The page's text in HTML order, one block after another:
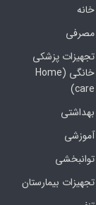
خانه
مصرفی
تجهیزات پزشکی
خانگی (Home
care)
بهداشتی
آموزشی
توانبخشی
تجهیزات بیمارستان